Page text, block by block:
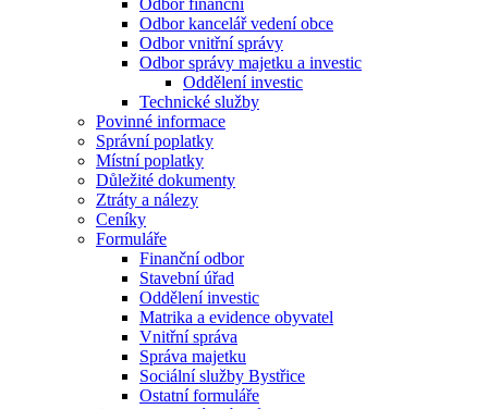
Odbor finanční
Odbor kancelář vedení obce
Odbor vnitřní správy
Odbor správy majetku a investic
Oddělení investic
Technické služby
Povinné informace
Správní poplatky
Místní poplatky
Důležité dokumenty
Ztráty a nálezy
Ceníky
Formuláře
Finanční odbor
Stavební úřad
Oddělení investic
Matrika a evidence obyvatel
Vnitřní správa
Správa majetku
Sociální služby Bystřice
Ostatní formuláře